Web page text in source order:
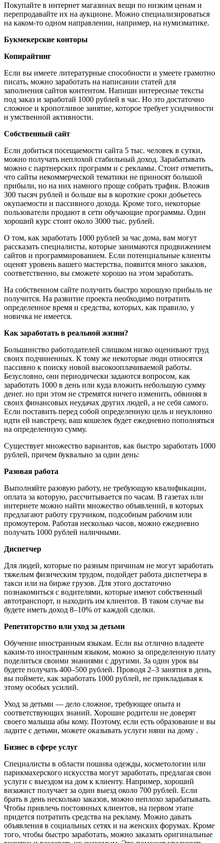
Покупайте в интернет магазинах вещи по низким ценам и
перепродавайте их на аукционе. Можно специализироваться
на каком-то одном направлении, например, на нумизматике.
Букмекерские конторы
Копирайтинг
Если вы имеете литературные способности и умеете грамотно
писать, можно заработать на написании статей для
заполнения сайтов контентом. Напиши интересные тексты
под заказ и заработай 1000 рублей в час. Но это достаточно
сложное и кропотливое занятие, которое требует усидчивости
и умственной активности.
Собственный сайт
Если добиться посещаемости сайта 5 тыс. человек в сутки,
можно получать неплохой стабильный доход. Зарабатывать
можно с партнерских программ и с рекламы. Стоит отметить,
что сайты некоммерческой тематики не приносят большой
прибыли, но на них намного проще собрать трафик. Вложив
300 тысяч рублей и больше вы в короткие сроки добьетесь
окупаемости и пассивного дохода. Кроме того, некоторые
пользователи продают в сети обучающие программы. Один
хороший курс стоит около 3000 тыс. рублей.
О том, как заработать 1000 рублей за час дома, вам могут
рассказать специалисты, которые занимаются продвижением
сайтов и программированием. Если потенциальные клиенты
оценят уровень вашего мастерства, появится много заказов,
соответственно, вы сможете хорошо на этом заработать.
На собственном сайте получить быстро хорошую прибыль не
получится. На развитие проекта необходимо потратить
определенное время и средства, которых, как правило, у
новичка не имеется.
Как заработать в реальной жизни?
Большинство работодателей слишком низко оценивают труд
своих подчиненных. К тому же некоторые люди относятся
пассивно к поиску новой высокооплачиваемой работы.
Безусловно, они периодически задаются вопросом, как
заработать 1000 в день или куда вложить небольшую сумму
денег. но при этом не стремятся ничего изменить, обвиняя в
своих финансовых неудачах других людей, а не себя самого.
Если поставить перед собой определенную цель и неуклонно
идти ей навстречу, ваш кошелек будет ежедневно пополняться
на определенную сумму.
Существует множество вариантов, как быстро заработать 1000
рублей, причем буквально за один день:
Разовая работа
Выполняйте разовую работу, не требующую квалификации,
оплата за которую, рассчитывается по часам. В газетах или
интернете можно найти множество объявлений, в которых
предлагают работу грузчиком, подсобным рабочим или
промоутером. Работая несколько часов, можно ежедневно
получать 1000 рублей наличными.
Диспетчер
Для людей, которые по разным причинам не могут заработать
тяжелым физическим трудом, подойдет работа диспетчера в
такси или на бирже грузов. Для этого достаточно
познакомиться с водителями, которые имеют собственный
автотранспорт, и находить им клиентов. В таком случае вы
будете иметь доход 8–10% от каждой сделки.
Репетиторство или уход за детьми
Обучение иностранным языкам. Если вы отлично владеете
каким-то иностранным языком, можно за определенную плату
поделиться своими знаниями с другими. За один урок вы
будете получать 400–500 рублей. Проводя 2–3 занятия в день,
вы поймете, как заработать 1000 рублей, не прикладывая к
этому особых усилий.
Уход за детьми — дело сложное, требующее опыта и
соответствующих знаний. Хорошие родители не доверят
своего малыша абы кому. Поэтому, если есть образование и вы
ладите с детьми, можете оказывать услуги няни на дому .
Бизнес в сфере услуг
Специалисты в области пошива одежды, косметологии или
парикмахерского искусства могут заработать, предлагая свои
услуги с выездом на дом к клиенту. Например, хороший
визажист получает за один выезд около 700 рублей. Если
брать в день несколько заказов, можно неплохо зарабатывать.
Чтобы привлечь постоянных клиентов, на первом этапе
придется потратить средства на рекламу. Можно давать
объявления в социальных сетях и на женских форумах. Кроме
того, чтобы быстро заработать, можно заказать оригинальные